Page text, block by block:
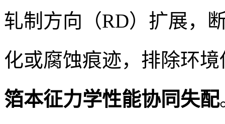
轧制方向（RD）扩展，
化或腐蚀痕迹，排除环
箔本征力学性能协同失配